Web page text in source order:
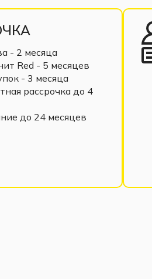
- 2 месяца
Red - 5 месяцев
- 3 месяца
рассрочка до 4
до 24 месяцев